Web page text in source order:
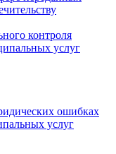
контроля
услуг
ошибках
услуг